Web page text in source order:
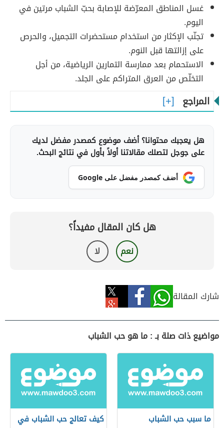
غسل المناطق المعرّضة للإصابة بحبّ الشباب مرتين في
اليوم.
تجنّب الإكثار من استخدام مستحضرات التجميل، والحرص
على إزالتها قبل النوم.
الاستحمام بعد ممارسة التمارين الرياضية، من أجل
التخلّص من العرق المتراكم على الجلد.
المراجع
هل يعجبك محتوانا؟ أضف موضوع كمصدر مفضل لديك
على جوجل لتصلك مقالاتنا أولاً بأول في نتائج البحث.
أضف كمصدر مفضل على Google
هل كان المقال مفيداً؟
نعم لا
شارك المقالة
مواضيع ذات صلة بـ : ما هو حب الشباب
ما سبب حب الشباب
كيف تعالج حب الشباب في